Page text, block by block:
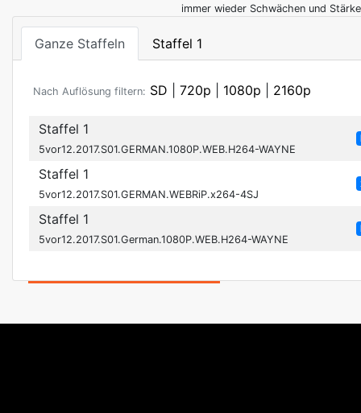
immer wieder Schwächen und
Ganze Staffeln Staffel 1
Nach Auflösung filtern: SD 720p 1080p 2160p
Staffel 1
5vor12.2017.S01.GERMAN.1080P.WEB.H264-WAYNE
Staffel 1
5vor12.2017.S01.GERMAN.WEBRiP.x264-4SJ
Staffel 1
5vor12.2017.S01.German.1080P.WEB.H264-WAYNE